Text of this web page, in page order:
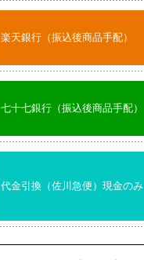
楽天銀行（振込後商品手配）
七十七銀行（振込後商品手配）
代金引換（佐川急便）現金のみ